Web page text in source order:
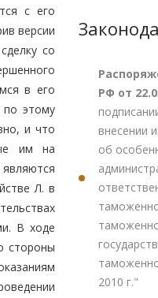
с его
версии
со
в его
по этому
и что
им на
Л. в
В ходе
стороны
РФ от
внесении
об
2010 г."